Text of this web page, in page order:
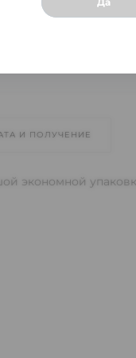
И ПОЛУЧЕНИЕ
экономной